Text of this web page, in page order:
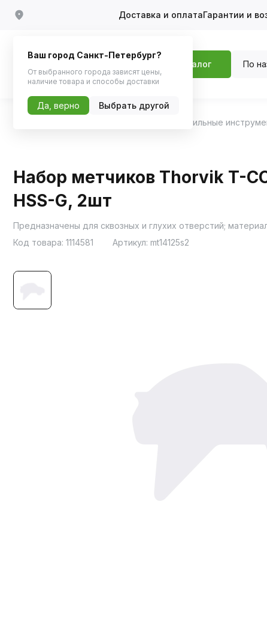
Доставка и оплатаГарантии и
Каталог По
Автомобильные
Набор метчиков Thorvik T-
HSS-G, 2шт
Код товара: 1114581 Артикул: mt14125s2
Ваш город Санкт-Петербург?
От выбранного города зависят цены,
наличие товара и способы доставки
Да, верно Выбрать другой